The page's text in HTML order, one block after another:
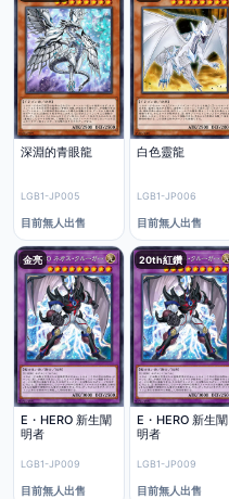
深淵的青眼龍
LGB1-JP005
目前無人出售
白色靈龍
LGB1-JP006
目前無人出售
金亮
E・HERO 新生闡
明者
LGB1-JP009
目前無人出售
20th紅鑽
E・HERO 新生闡
明者
LGB1-JP009
目前無人出售